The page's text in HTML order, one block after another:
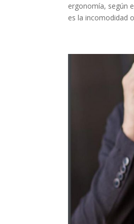
ergonomía, según
es la incomodidad